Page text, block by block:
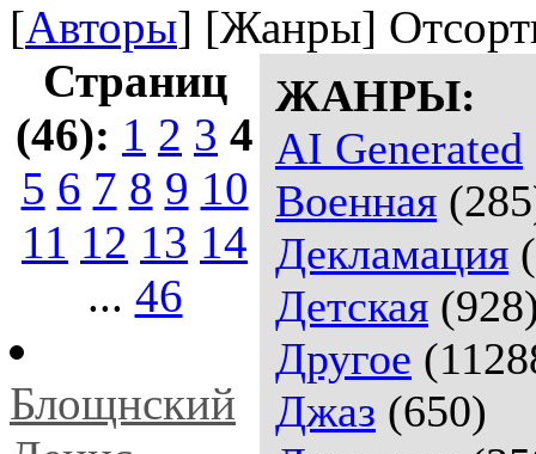
[Авторы] [Жанры]
ЖАНРЫ:
AI Generated
Военная
Декламация
Детская
Другое
Джаз (650)
Страниц
(46): 1 2 3 4
5 6 7 8 9 10
11 12 13 14
... 46
Блощнский